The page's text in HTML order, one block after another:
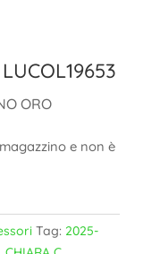
ORO
e non è
Tag: 2025-